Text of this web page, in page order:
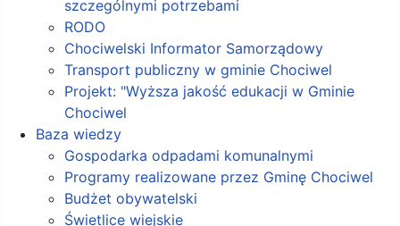
szczególnymi potrzebami
RODO
Chociwelski Informator Samorządowy
Transport publiczny w gminie Chociwel
Projekt: "Wyższa jakość edukacji w Gminie
Chociwel
Baza wiedzy
Gospodarka odpadami komunalnymi
Programy realizowane przez Gminę Chociwel
Budżet obywatelski
Świetlice wiejskie